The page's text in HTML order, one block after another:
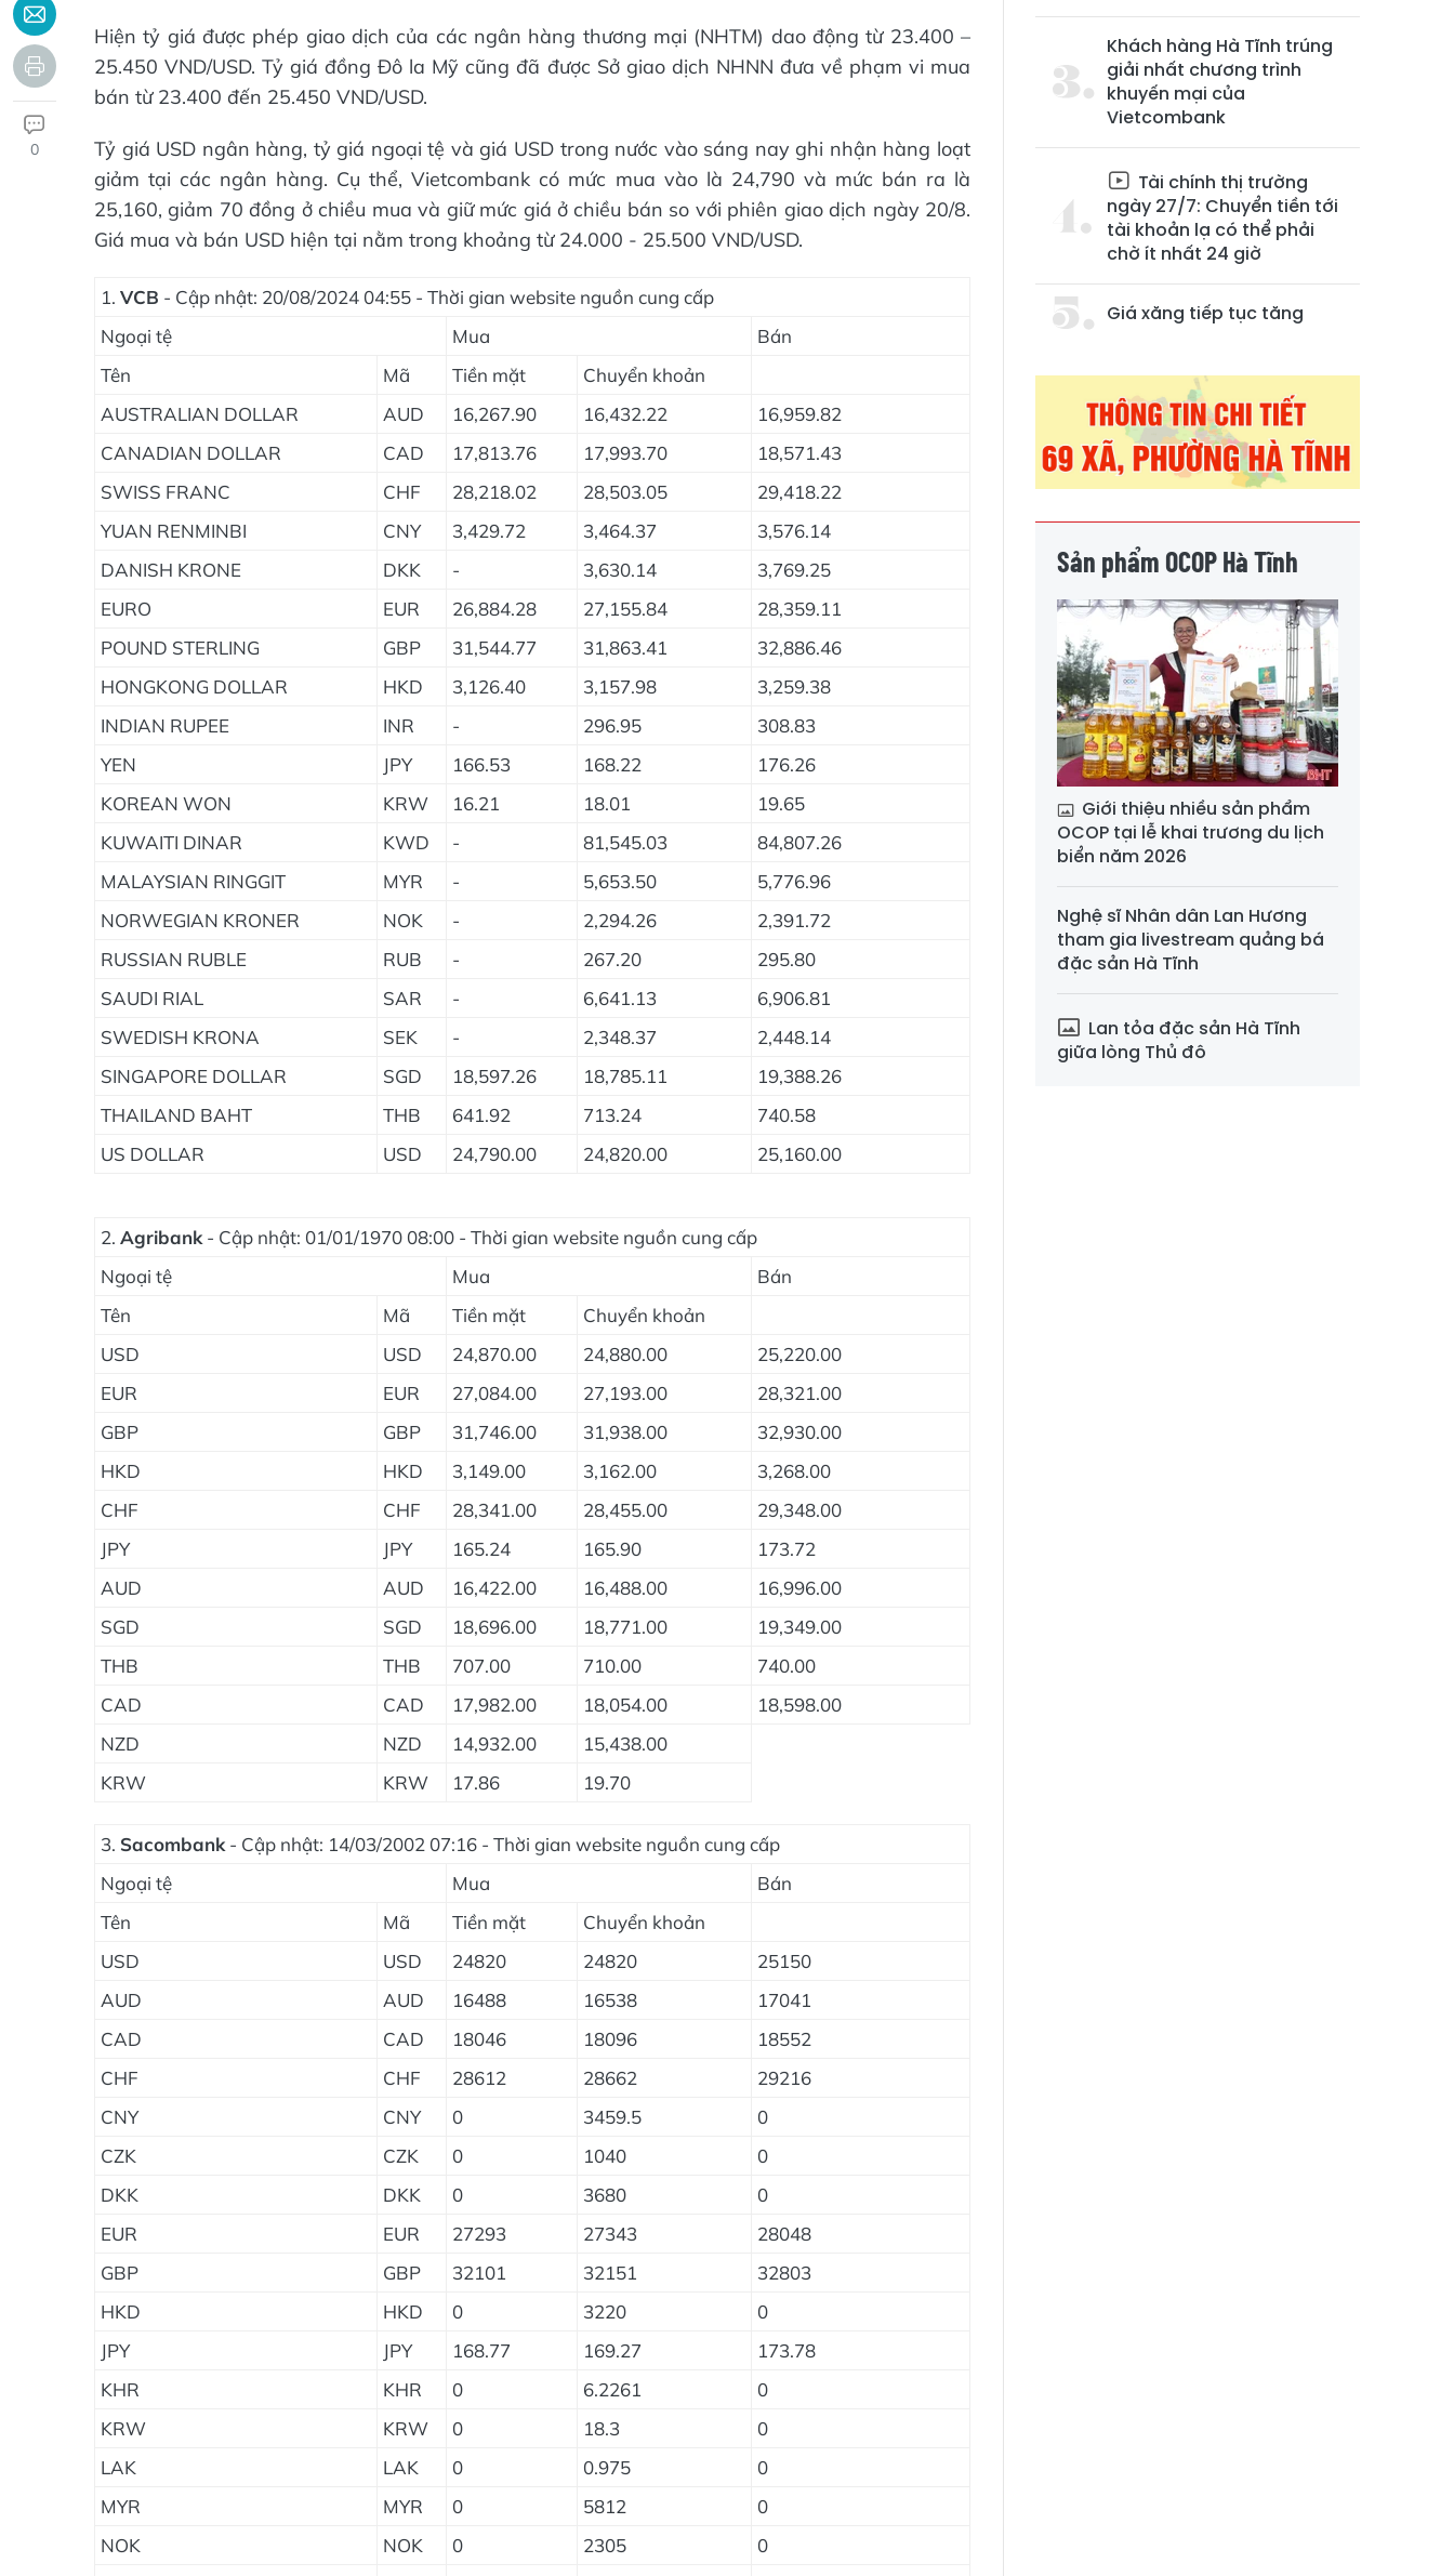
0
Hiện tỷ giá được phép giao dịch của các ngân hàng thương mại (NHTM) dao động từ 23.400 –
25.450 VND/USD. Tỷ giá đồng Đô la Mỹ cũng đã được Sở giao dịch NHNN đưa về phạm vi mua
bán từ 23.400 đến 25.450 VND/USD.
Tỷ giá USD ngân hàng, tỷ giá ngoại tệ và giá USD trong nước vào sáng nay ghi nhận hàng loạt
giảm tại các ngân hàng. Cụ thể, Vietcombank có mức mua vào là 24,790 và mức bán ra là
25,160, giảm 70 đồng ở chiều mua và giữ mức giá ở chiều bán so với phiên giao dịch ngày 20/8.
Giá mua và bán USD hiện tại nằm trong khoảng từ 24.000 - 25.500 VND/USD.
1. VCB - Cập nhật: 20/08/2024 04:55 - Thời gian website nguồn cung cấp
Ngoại tệ
Mua
Bán
Tên
Mã Tiền mặt
Chuyển khoản
AUSTRALIAN DOLLAR
AUD 16,267.90 16,432.22
16,959.82
CANADIAN DOLLAR
CAD 17,813.76 17,993.70
18,571.43
SWISS FRANC
CHF 28,218.02 28,503.05
29,418.22
YUAN RENMINBI
CNY 3,429.72 3,464.37
3,576.14
DANISH KRONE
DKK - 3,630.14
3,769.25
EURO
EUR 26,884.28 27,155.84
28,359.11
POUND STERLING
GBP 31,544.77 31,863.41
32,886.46
HONGKONG DOLLAR
HKD 3,126.40 3,157.98
3,259.38
INDIAN RUPEE
INR - 296.95
308.83
YEN
JPY 166.53 168.22
176.26
KOREAN WON
KRW 16.21 18.01
19.65
KUWAITI DINAR
KWD - 81,545.03
84,807.26
MALAYSIAN RINGGIT
MYR - 5,653.50
5,776.96
NORWEGIAN KRONER
NOK - 2,294.26
2,391.72
RUSSIAN RUBLE
RUB - 267.20
295.80
SAUDI RIAL
SAR - 6,641.13
6,906.81
SWEDISH KRONA
SEK - 2,348.37
2,448.14
SINGAPORE DOLLAR
SGD 18,597.26 18,785.11
19,388.26
THAILAND BAHT
THB 641.92 713.24
740.58
US DOLLAR
USD 24,790.00 24,820.00 25,160.00
2. Agribank - Cập nhật: 01/01/1970 08:00 - Thời gian website nguồn cung cấp
Ngoại tệ
Mua
Bán
Tên
Mã Tiền mặt
Chuyển khoản
USD
USD 24,870.00 24,880.00
25,220.00
EUR
EUR 27,084.00 27,193.00
28,321.00
GBP
GBP 31,746.00 31,938.00
32,930.00
HKD
HKD 3,149.00 3,162.00
3,268.00
CHF
CHF 28,341.00 28,455.00
29,348.00
JPY
JPY 165.24 165.90
173.72
AUD
AUD 16,422.00 16,488.00
16,996.00
SGD
SGD 18,696.00 18,771.00
19,349.00
THB
THB 707.00 710.00
740.00
CAD
CAD 17,982.00 18,054.00
18,598.00
NZD
NZD 14,932.00
15,438.00
KRW
KRW 17.86 19.70
3. Sacombank - Cập nhật: 14/03/2002 07:16 - Thời gian website nguồn cung cấp
Ngoại tệ
Mua
Bán
Tên
Mã Tiền mặt
Chuyển khoản
USD
USD 24820 24820
25150
AUD
AUD 16488 16538
17041
CAD
CAD 18046 18096
18552
CHF
CHF 28612 28662
29216
CNY
CNY 0 3459.5
0
CZK
CZK 0 1040
0
DKK
DKK 0 3680
0
EUR
EUR 27293 27343
28048
GBP
GBP 32101 32151
32803
HKD
HKD 0 3220
0
JPY
JPY 168.77 169.27
173.78
KHR
KHR 0 6.2261
0
KRW
KRW 0 18.3
0
LAK
LAK 0 0.975
0
MYR
MYR 0 5812
0
NOK
NOK 0 2305
0
Khách hàng Hà Tĩnh trúng
giải nhất chương trình
khuyến mại của
Vietcombank
Tài chính thị trường
ngày 27/7: Chuyển tiền tới
tài khoản lạ có thể phải
chờ ít nhất 24 giờ
Giá xăng tiếp tục tăng
Sản phẩm OCOP Hà Tĩnh
Giới thiệu nhiều sản phẩm
OCOP tại lễ khai trương du lịch
biển năm 2026
Nghệ sĩ Nhân dân Lan Hương
tham gia livestream quảng bá
đặc sản Hà Tĩnh
Lan tỏa đặc sản Hà Tĩnh
giữa lòng Thủ đô